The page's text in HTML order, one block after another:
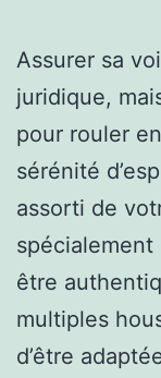
Assurer sa
juridique,
pour rouler
sérénité
assorti de
spécialement
être
multiples
d’être